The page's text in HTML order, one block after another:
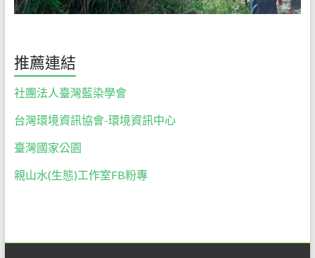
推薦連結
社團法人臺灣藍染學會
台灣環境資訊協會-環境資訊中心
臺灣國家公園
親山水(生態)工作室FB粉專